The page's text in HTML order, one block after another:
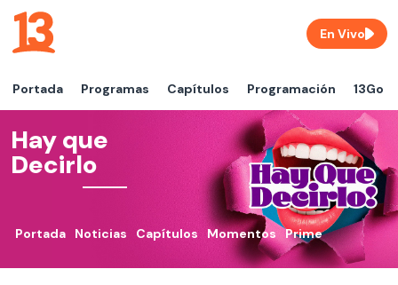
Portada Programas Capítulos Programación 13Go
En Vivo
Hay que
Decirlo
Portada Noticias Capítulos Momentos Prime